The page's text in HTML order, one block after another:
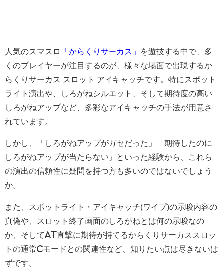
人気のスマスロ 「からくりサーカス」
を遊技する中で、多
くのプレイヤーが注目するのが、様々な場面で出現するか
らくりサーカス スロット アイキャッチです。特にスポット
ライト演出や、しろがねシルエット、そして期待度の高い
しろがねアップなど、多彩なアイキャッチの手法が用意さ
れています。
しかし、「しろがねアップがガセだった」「期待したのに
しろがねアップが当たらない」といった経験から、これら
の演出の信頼性に疑問を持つ方も多いのではないでしょう
か。
また、スポットライト・アイキャッチ(ワイプ)の示唆内容の
真偽や、スロット終了画面のしろがねとは何の示唆なの
か、そしてAT直撃に期待が持てるからくりサーカススロッ
トの通常Cモードとの関連性など、知りたい点は尽きないは
ずです。